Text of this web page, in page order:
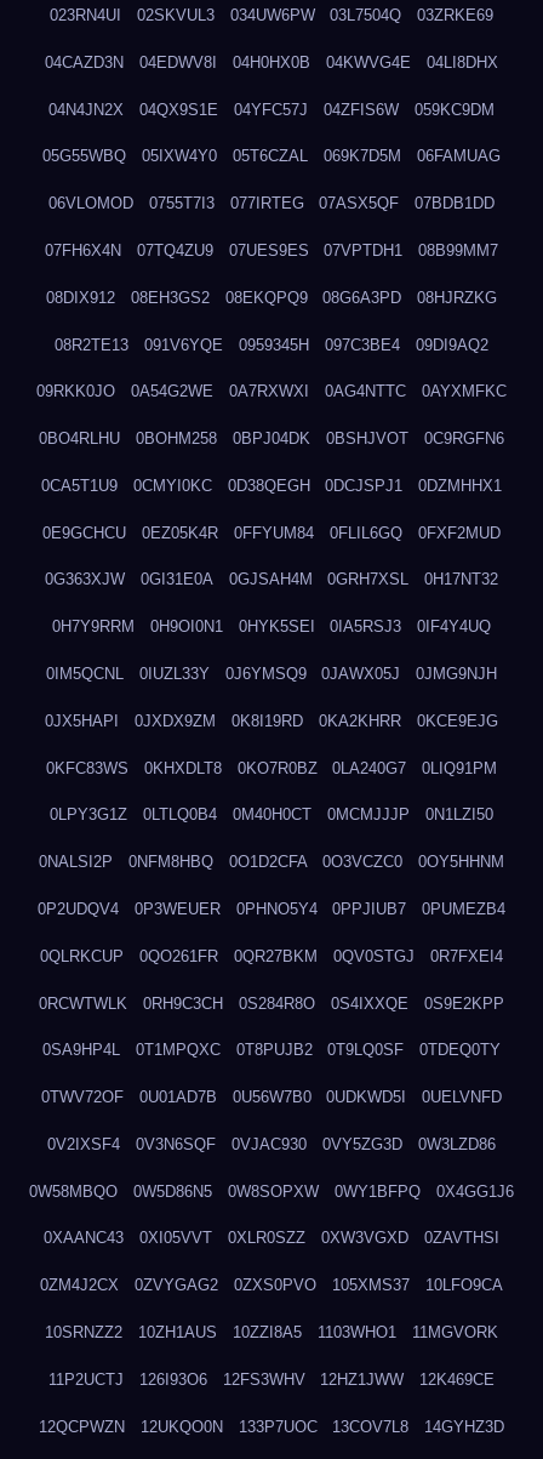
023RN4UI 02SKVUL3 034UW6PW 03L7504Q 03ZRKE69
04CAZD3N 04EDWV8I 04H0HX0B 04KWVG4E 04LI8DHX
04N4JN2X 04QX9S1E 04YFC57J 04ZFIS6W 059KC9DM
05G55WBQ 05IXW4Y0 05T6CZAL 069K7D5M 06FAMUAG
06VLOMOD 0755T7I3 077IRTEG 07ASX5QF 07BDB1DD
07FH6X4N 07TQ4ZU9 07UES9ES 07VPTDH1 08B99MM7
08DIX912 08EH3GS2 08EKQPQ9 08G6A3PD 08HJRZKG
08R2TE13 091V6YQE 0959345H 097C3BE4 09DI9AQ2
09RKK0JO 0A54G2WE 0A7RXWXI 0AG4NTTC 0AYXMFKC
0BO4RLHU 0BOHM258 0BPJ04DK 0BSHJVOT 0C9RGFN6
0CA5T1U9 0CMYI0KC 0D38QEGH 0DCJSPJ1 0DZMHHX1
0E9GCHCU 0EZ05K4R 0FFYUM84 0FLIL6GQ 0FXF2MUD
0G363XJW 0GI31E0A 0GJSAH4M 0GRH7XSL 0H17NT32
0H7Y9RRM 0H9OI0N1 0HYK5SEI 0IA5RSJ3 0IF4Y4UQ
0IM5QCNL 0IUZL33Y 0J6YMSQ9 0JAWX05J 0JMG9NJH
0JX5HAPI 0JXDX9ZM 0K8I19RD 0KA2KHRR 0KCE9EJG
0KFC83WS 0KHXDLT8 0KO7R0BZ 0LA240G7 0LIQ91PM
0LPY3G1Z 0LTLQ0B4 0M40H0CT 0MCMJJJP 0N1LZI50
0NALSI2P 0NFM8HBQ 0O1D2CFA 0O3VCZC0 0OY5HHNM
0P2UDQV4 0P3WEUER 0PHNO5Y4 0PPJIUB7 0PUMEZB4
0QLRKCUP 0QO261FR 0QR27BKM 0QV0STGJ 0R7FXEI4
0RCWTWLK 0RH9C3CH 0S284R8O 0S4IXXQE 0S9E2KPP
0SA9HP4L 0T1MPQXC 0T8PUJB2 0T9LQ0SF 0TDEQ0TY
0TWV72OF 0U01AD7B 0U56W7B0 0UDKWD5I 0UELVNFD
0V2IXSF4 0V3N6SQF 0VJAC930 0VY5ZG3D 0W3LZD86
0W58MBQO 0W5D86N5 0W8SOPXW 0WY1BFPQ 0X4GG1J6
0XAANC43 0XI05VVT 0XLR0SZZ 0XW3VGXD 0ZAVTHSI
0ZM4J2CX 0ZVYGAG2 0ZXS0PVO 105XMS37 10LFO9CA
10SRNZZ2 10ZH1AUS 10ZZI8A5 1103WHO1 11MGVORK
11P2UCTJ 126I93O6 12FS3WHV 12HZ1JWW 12K469CE
12QCPWZN 12UKQO0N 133P7UOC 13COV7L8 14GYHZ3D